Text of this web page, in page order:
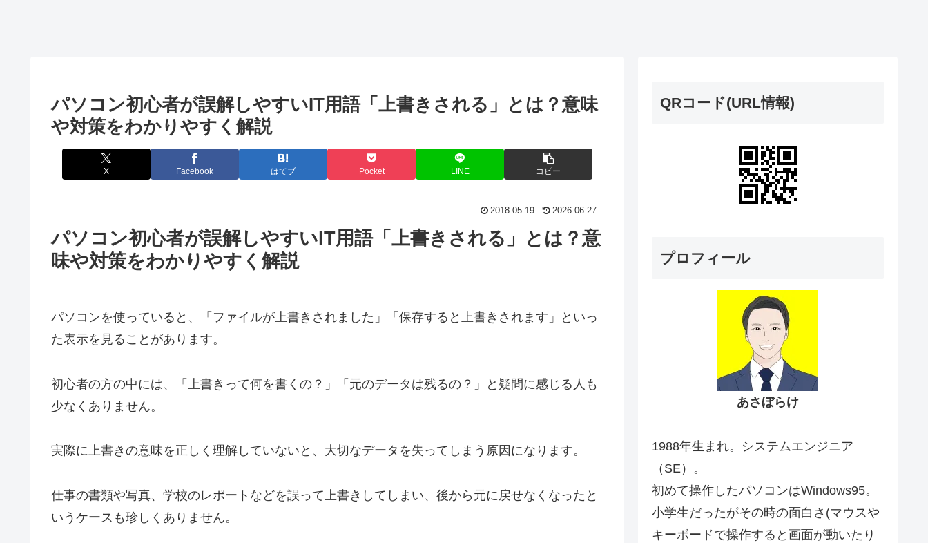
パソコン初心者が誤解しやすいIT用語「上書きされる」とは？意味
や対策をわかりやすく解説
X Facebook はてブ Pocket LINE コピー
2018.05.19 2026.06.27
パソコン初心者が誤解しやすいIT用語「上書きされる」とは？意
味や対策をわかりやすく解説
パソコンを使っていると、「ファイルが上書きされました」「保存すると上書きされます」といっ
た表示を見ることがあります。
初心者の方の中には、「上書きって何を書くの？」「元のデータは残るの？」と疑問に感じる人も
少なくありません。
実際に上書きの意味を正しく理解していないと、大切なデータを失ってしまう原因になります。
仕事の書類や写真、学校のレポートなどを誤って上書きしてしまい、後から元に戻せなくなったと
いうケースも珍しくありません。
QRコード(URL情報)
プロフィール
あさぼらけ
1988年生まれ。システムエンジニア
（SE）。
初めて操作したパソコンはWindows95。
小学生だったがその時の面白さ(マウスや
キーボードで操作すると画面が動いたり